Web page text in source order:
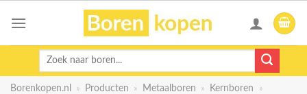
Zoeken
Borenkopen.nl » Producten » Metaalboren » Kernboren
»